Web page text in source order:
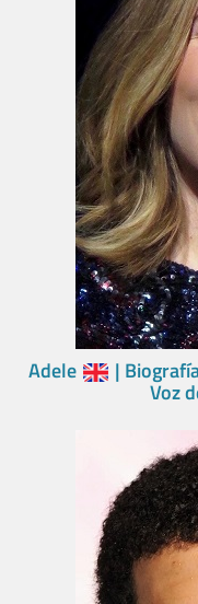
Adele |
Voz